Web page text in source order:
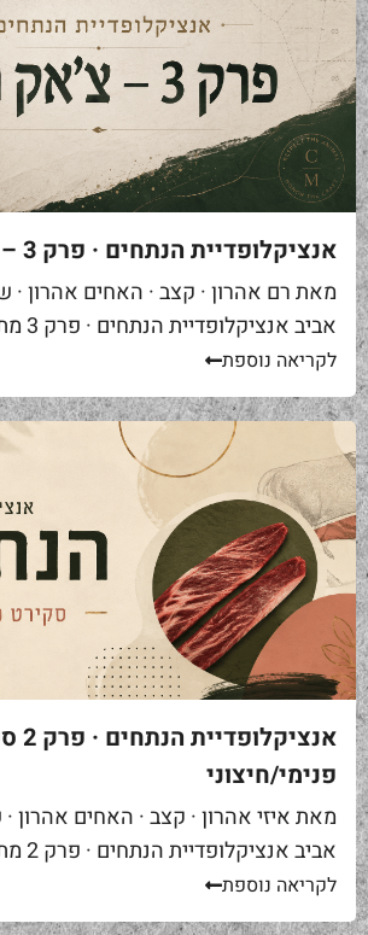
אנציקלופדיית הנתחים · פרק 3 – צ'אק רול
מאת רם אהרון · קצב · האחים אהרון ·
אביב
סיפור. אתם באים לאחת ממסעדות
לקריאה נוספת
פנימי/חיצוני
מאת איזי אהרון · קצב · האחים אהרון
אביב
באים אליי בקצביה ומבקשים "סקירט".
לקריאה נוספת